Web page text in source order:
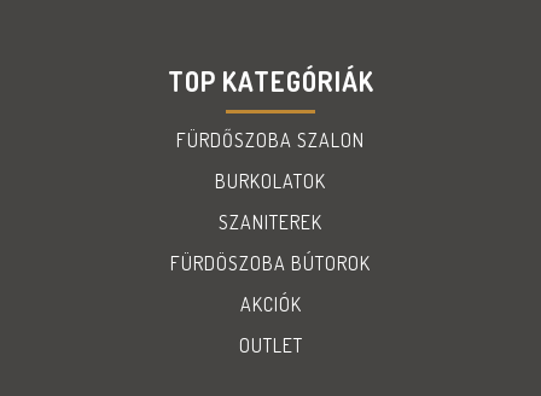
TOP KATEGÓRIÁK
FÜRDŐSZOBA SZALON
BURKOLATOK
SZANITEREK
FÜRDÖSZOBA BÚTOROK
AKCIÓK
OUTLET